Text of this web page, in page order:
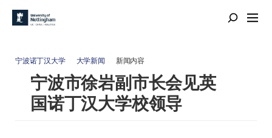
宁波诺丁汉大学 大学新闻 新闻内容
宁波市徐岩副市长会见英
国诺丁汉大学校领导